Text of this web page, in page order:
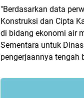
"Berdasarkan data
Konstruksi dan Cipta
di bidang ekonomi air
Sementara untuk
pengerjaannya tengah